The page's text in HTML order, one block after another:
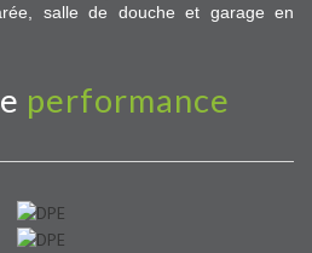
salle de douche et garage en
performance